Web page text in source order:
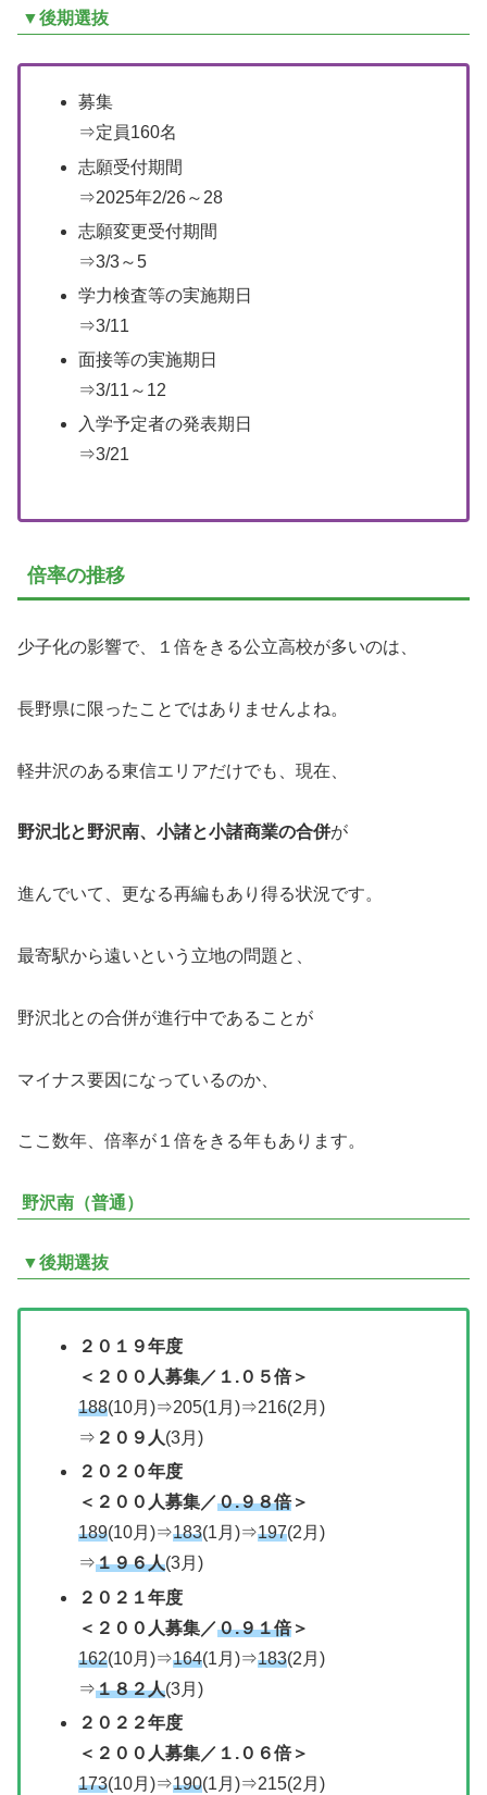
▼後期選抜
募集
⇒定員160名
志願受付期間
⇒2025年2/26～28
志願変更受付期間
⇒3/3～5
学力検査等の実施期日
⇒3/11
面接等の実施期日
⇒3/11～12
入学予定者の発表期日
⇒3/21
倍率の推移
少子化の影響で、１倍をきる公立高校が多いのは、
長野県に限ったことではありませんよね。
軽井沢のある東信エリアだけでも、現在、
野沢北と野沢南、小諸と小諸商業の合併が
進んでいて、更なる再編もあり得る状況です。
最寄駅から遠いという立地の問題と、
野沢北との合併が進行中であることが
マイナス要因になっているのか、
ここ数年、倍率が１倍をきる年もあります。
野沢南（普通）
▼後期選抜
２０１９年度
＜ ２００人募集／ １.０５倍＞
188(10月)⇒205(1月)⇒216(2月)
⇒ ２０９人(3月)
２０２０年度
＜ ２００人募集／０.９８倍＞
189(10月)⇒183(1月)⇒197(2月)
⇒１９６人(3月)
２０２１年度
＜ ２００人募集／０.９１倍＞
162(10月)⇒164(1月)⇒183(2月)
⇒１８２人(3月)
２０２２年度
＜ ２００人募集／ １.０６倍＞
173(10月)⇒190(1月)⇒215(2月)